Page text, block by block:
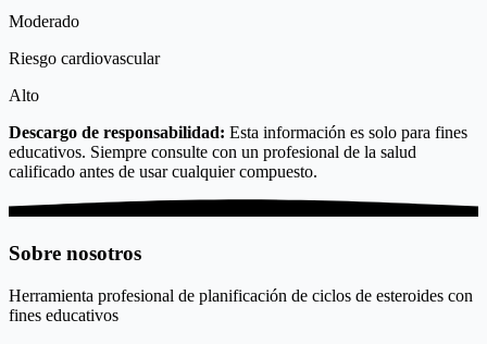
Moderado
Riesgo cardiovascular
Alto
Descargo de responsabilidad: Esta información es solo para fines
educativos. Siempre consulte con un profesional de la salud
calificado antes de usar cualquier compuesto.
Sobre nosotros
Herramienta profesional de planificación de ciclos de esteroides con
fines educativos